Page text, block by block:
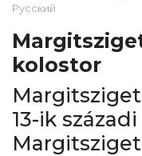
Русский
kolostor
13-ik